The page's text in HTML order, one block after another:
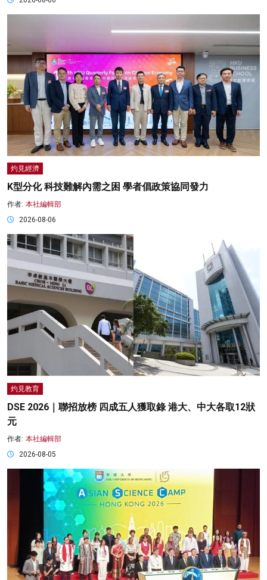
灼見經濟
K型分化 科技難解內需之困 學者倡政策協同發力
作者: 本社編輯部
2026-08-06
灼見教育
DSE 2026｜聯招放榜 四成五人獲取錄 港大、中大各取12狀
元
作者: 本社編輯部
2026-08-05